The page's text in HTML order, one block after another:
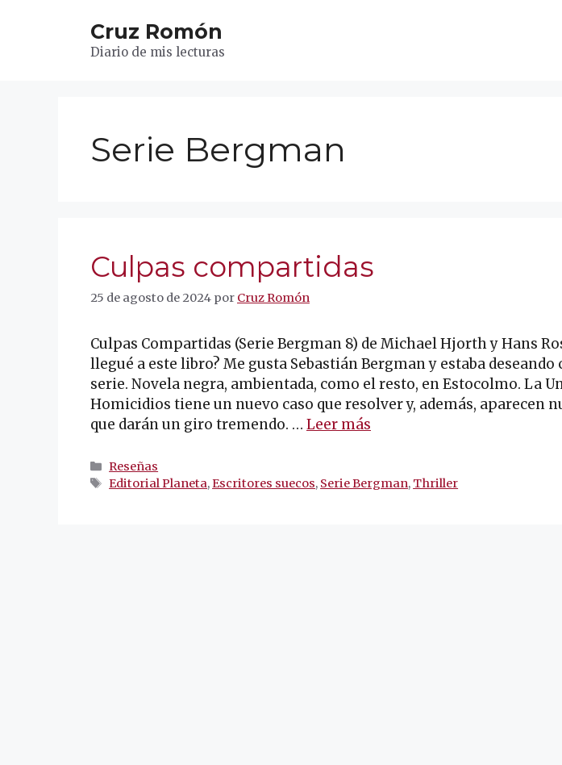
Cruz Romón
Diario de mis lecturas
Serie Bergman
Culpas compartidas
25 de agosto de 2024 por Cruz Romón
Culpas Compartidas (Serie Bergman 8) de Michael Hjorth y Hans
llegué a este libro? Me gusta Sebastián Bergman y estaba
serie. Novela negra, ambientada, como el resto, en Estocolmo. La
Homicidios tiene un nuevo caso que resolver y, además, aparecen
que darán un giro tremendo. … Leer más
Categorías
Reseñas
Etiquetas
Editorial Planeta,Escritores suecos, Serie Bergman, Thriller